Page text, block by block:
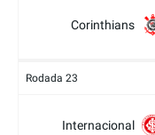
Corinthians
Rodada 23
Internacional